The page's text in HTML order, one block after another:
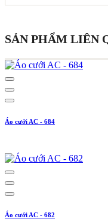
SẢN PHẨM LIÊN
Áo cưới AC - 684
Áo cưới AC - 682